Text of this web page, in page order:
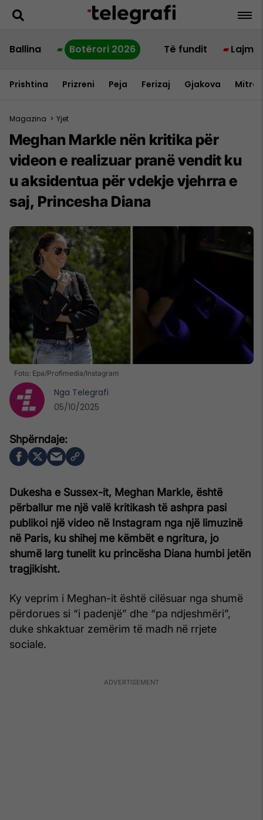
Ballina Botërori 2026 Të fundit Lajme
Prishtina Prizreni Peja Ferizaj Gjakova
Magazina > Yjet
Meghan Markle nën kritika për
videon e realizuar pranë vendit ku
u aksidentua për vdekje vjehrra e
saj, Princesha Diana
Foto: Epa/Profimedia/Instagram
Dukesha e Sussex-it, Meghan Markle, është
përballur me një valë kritikash të ashpra pasi
publikoi një video në Instagram nga një limuzinë
në Paris, ku shihej me këmbët e ngritura, jo
shumë larg tunelit ku princësha Diana humbi jetën
tragjikisht.
Ky veprim i Meghan-it është cilësuar nga shumë
përdorues si “i padenjë” dhe “pa ndjeshmëri”,
duke shkaktuar zemërim të madh në rrjete
sociale.
Nga Telegrafi
05/10/2025